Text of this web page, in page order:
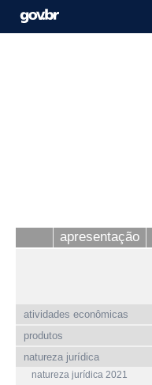
apresentação
atividades econômicas
produtos
natureza jurídica
natureza jurídica 2021